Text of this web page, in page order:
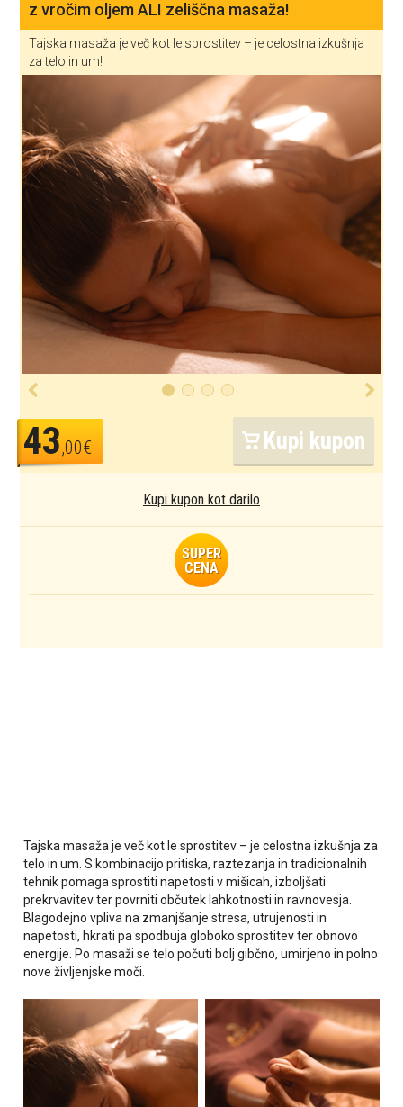
z vročim oljem ALI zeliščna masaža!
Tajska masaža je več kot le sprostitev – je celostna izkušnja
za telo in um!
43,00€ Kupi kupon
Kupi kupon kot darilo
SUPER
CENA
Tajska masaža je več kot le sprostitev – je celostna izkušnja za
telo in um. S kombinacijo pritiska, raztezanja in tradicionalnih
tehnik pomaga sprostiti napetosti v mišicah, izboljšati
prekrvavitev ter povrniti občutek lahkotnosti in ravnovesja.
Blagodejno vpliva na zmanjšanje stresa, utrujenosti in
napetosti, hkrati pa spodbuja globoko sprostitev ter obnovo
energije. Po masaži se telo počuti bolj gibčno, umirjeno in polno
nove življenjske moči.